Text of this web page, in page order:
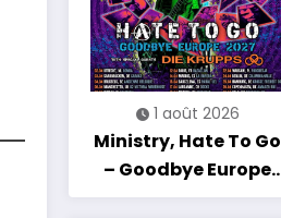
1 août 2026
Ministry, Hate To Go
– Goodbye Europe
2027